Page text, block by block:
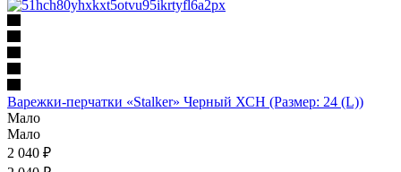
Варежки-перчатки «Stalker» Черный ХСН (Размер: 24 (L))
Мало
Мало
2 040 ₽